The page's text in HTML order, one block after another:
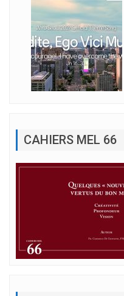
CAHIERS MEL 66